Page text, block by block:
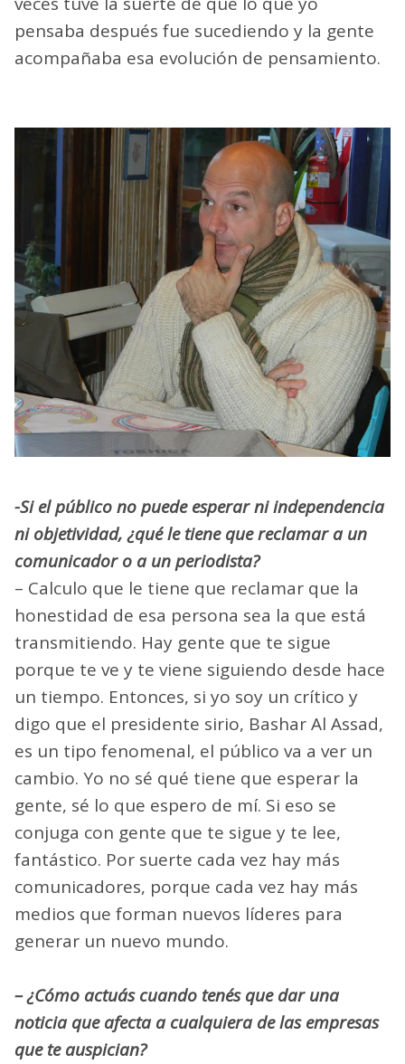
pensaba después fue sucediendo y la gente
acompañaba esa evolución de pensamiento.
-Si el público no puede esperar ni independencia
ni objetividad, ¿qué le tiene que reclamar a un
comunicador o a un periodista?
– Calculo que le tiene que reclamar que la
honestidad de esa persona sea la que está
transmitiendo. Hay gente que te sigue
porque te ve y te viene siguiendo desde hace
un tiempo. Entonces, si yo soy un crítico y
digo que el presidente sirio, Bashar Al Assad,
es un tipo fenomenal, el público va a ver un
cambio. Yo no sé qué tiene que esperar la
gente, sé lo que espero de mí. Si eso se
conjuga con gente que te sigue y te lee,
fantástico. Por suerte cada vez hay más
comunicadores, porque cada vez hay más
medios que forman nuevos líderes para
generar un nuevo mundo.
– ¿Cómo actuás cuando tenés que dar una
noticia que afecta a cualquiera de las empresas
que te auspician?